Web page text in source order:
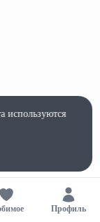
Профиль
используются